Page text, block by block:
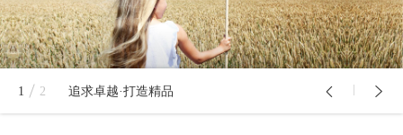
1 2 追求卓越·打造精品
我
们
新
闻
中
与